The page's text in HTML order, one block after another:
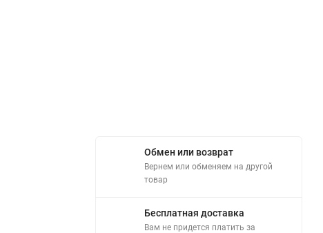
Обмен или возврат
Вернем или обменяем на другой
товар
Бесплатная доставка
Вам не придется платить за